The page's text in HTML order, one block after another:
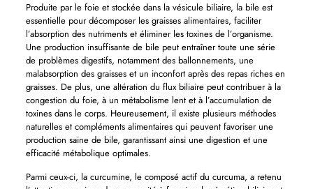
Produite par le foie et stockée dans la vésicule biliaire, la bile est
essentielle pour décomposer les graisses alimentaires, faciliter
l’absorption des nutriments et éliminer les toxines de l’organisme.
Une production insuffisante de bile peut entraîner toute une série
de problèmes digestifs, notamment des ballonnements, une
malabsorption des graisses et un inconfort après des repas riches en
graisses. De plus, une altération du flux biliaire peut contribuer à la
congestion du foie, à un métabolisme lent et à l’accumulation de
toxines dans le corps. Heureusement, il existe plusieurs méthodes
naturelles et compléments alimentaires qui peuvent favoriser une
production saine de bile, garantissant ainsi une digestion et une
efficacité métabolique optimales.
Parmi ceux-ci, la curcumine, le composé actif du curcuma, a retenu